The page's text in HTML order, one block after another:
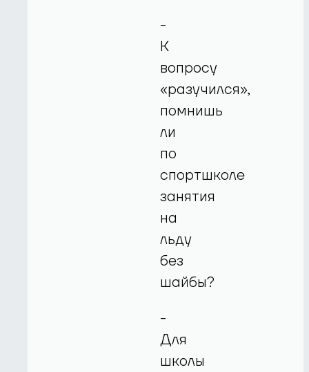
-
К
вопросу
«разучился»,
помнишь
ли
по
спортшколе
занятия
на
льду
без
шайбы?
-
Для
школы